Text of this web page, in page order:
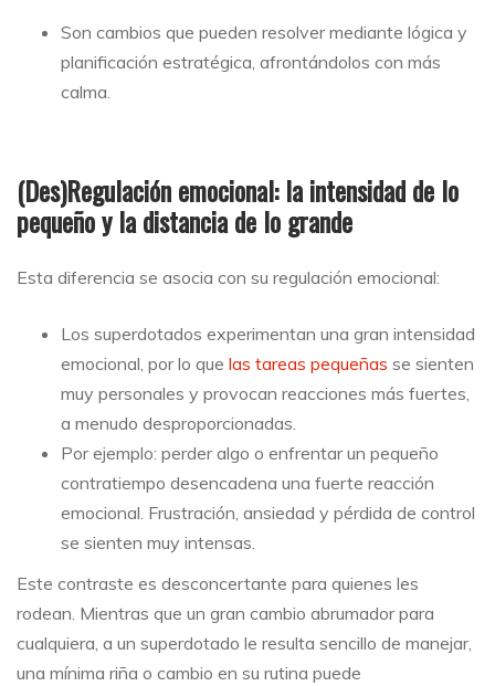
Son cambios que pueden resolver mediante lógica y
planificación estratégica, afrontándolos con más
calma.
(Des)Regulación emocional: la intensidad de lo
pequeño y la distancia de lo grande
Esta diferencia se asocia con su regulación emocional:
Los superdotados experimentan una gran intensidad
emocional, por lo que las tareas pequeñas se sienten
muy personales y provocan reacciones más fuertes,
a menudo desproporcionadas.
Por ejemplo: perder algo o enfrentar un pequeño
contratiempo desencadena una fuerte reacción
emocional. Frustración, ansiedad y pérdida de control
se sienten muy intensas.
Este contraste es desconcertante para quienes les
rodean. Mientras que un gran cambio abrumador para
cualquiera, a un superdotado le resulta sencillo de manejar,
una mínima riña o cambio en su rutina puede